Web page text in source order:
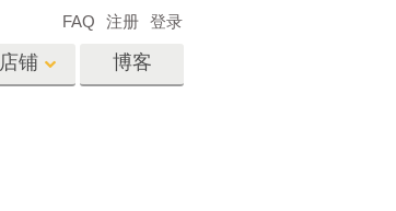
店铺 博客
FAQ 注册 登录